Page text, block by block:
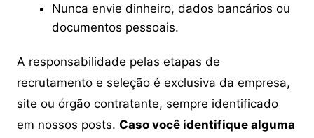
Nunca envie dinheiro, dados bancários ou
documentos pessoais.
A responsabilidade pelas etapas de
recrutamento e seleção é exclusiva da empresa,
site ou órgão contratante, sempre identificado
em nossos posts. Caso você identifique alguma